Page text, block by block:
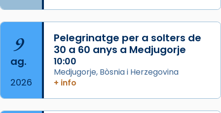
2 weeks ago
missa d’acció de gràcies en agraïment al
comitè organitzador de la visita apostòlica
del Sant Pare Lleó XIV a Barcelona, i als
col·laboradors, a la Catedral de Barcelona.
9
ag.
2026
Pelegrinatge per a solters de
30 a 60 anys a Medjugorje
10:00
Medjugorje, Bòsnia i Herzegovina
+ info